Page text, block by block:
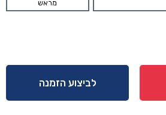
מראש
לביצוע הזמנה